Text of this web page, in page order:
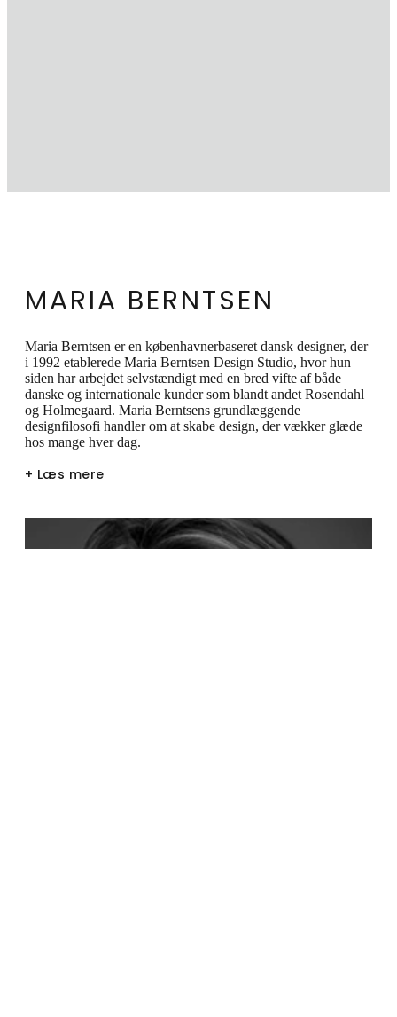
MARIA BERNTSEN
Maria Berntsen er en københavnerbaseret dansk designer, der
i 1992 etablerede Maria Berntsen Design Studio, hvor hun
siden har arbejdet selvstændigt med en bred vifte af både
danske og internationale kunder som blandt andet Rosendahl
og Holmegaard. Maria Berntsens grundlæggende
designfilosofi handler om at skabe design, der vækker glæde
hos mange hver dag.
+ Læs mere